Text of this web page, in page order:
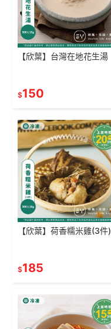
【欣葉】台灣在地花生湯
$150
【欣葉】荷香糯米雞(3件)
$185